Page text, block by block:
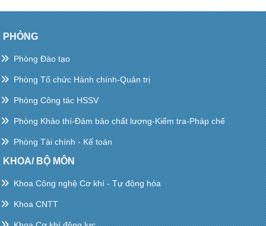
PHÒNG
Phòng Đào tạo
Phòng Tổ chức Hành chính-Quản trị
Phòng Công tác HSSV
Phòng Khảo thí-Đảm bảo chất lượng-Kiểm tra-Pháp chế
Phòng Tài chính - Kế toán
KHOA/ BỘ MÔN
Khoa Công nghệ Cơ khí - Tự động hóa
Khoa CNTT